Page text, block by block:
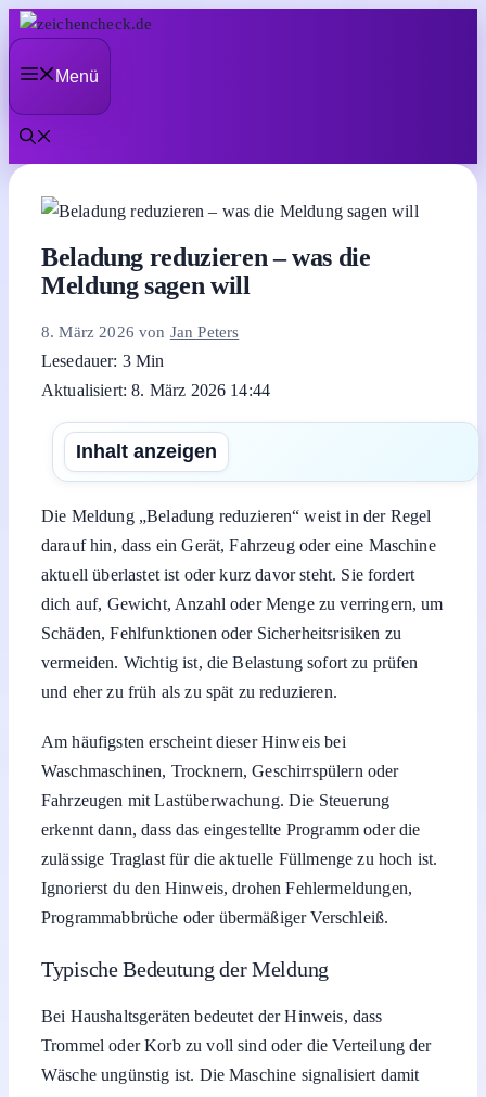
Zum
Inhalt
springenMenü
Beladung reduzieren – was die
Meldung sagen will
8. März 2026 vonJan Peters
Lesedauer: 3 Min
Aktualisiert: 8. März 2026 14:44
Die Meldung „Beladung reduzieren“ weist in der Regel
darauf hin, dass ein Gerät, Fahrzeug oder eine Maschine
aktuell überlastet ist oder kurz davor steht. Sie fordert